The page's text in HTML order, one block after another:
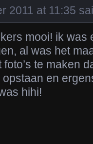
2011 at 11:35
mooi! ik was
al was het
te maken
en
hihi!